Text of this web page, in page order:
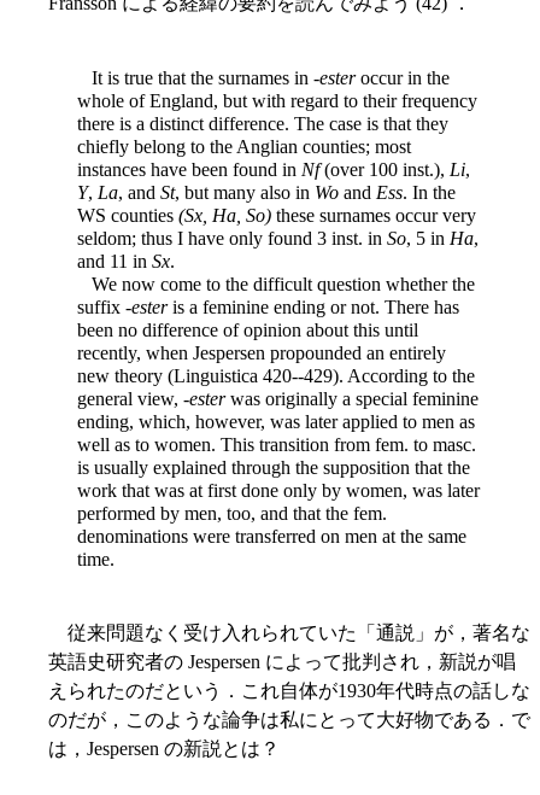
It is true that the surnames in -esteroccur in the
whole of England, but with regard to their frequency
there is a distinct difference. The case is that they
chiefly belong to the Anglian counties; most
instances have been found in Nf(over 100 inst.), Li,
Y, La, and St, but many also in Wo and Ess. In the
WS counties (Sx, Ha, So) these surnames occur very
seldom; thus I have only found 3 inst. in So, 5 in Ha,
and 11 in Sx.
We now come to the difficult question whether the
suffix -esteris a feminine ending or not. There has
been no difference of opinion about this until
recently, when Jespersen propounded an entirely
new theory (Linguistica 420--429). According to the
general view, -esterwas originally a special feminine
ending, which, however, was later applied to men as
well as to women. This transition from fem. to masc.
is usually explained through the supposition that the
work that was at first done only by women, was later
performed by men, too, and that the fem.
denominations were transferred on men at the same
time.
従来問題なく受け入れられていた「通説」が，著名な
英語史研究者の Jespersen によって批判され，新説が唱
えられたのだという．これ自体が1930年代時点の話しな
のだが，このような論争は私にとって大好物である．で
は，Jespersen の新説とは？